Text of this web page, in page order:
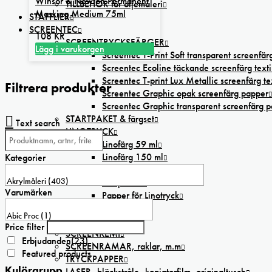
TILLBEHÖR för oljemåleri
STAFFLIER
SCREENTEC
SCREENTRYCKSFÄRGER
Screentec T-Print Soft transparent
Screentec Ecoline täckande screenfärg
Screentec T-print Lux Metallic screenfärg
Screentec Graphic opak screenfärg papper
Screentec Graphic transparent screenfärg
STARTPAKET & färgset
LINOTRYCK
Linofärg 59 ml
Linofärg 150 ml
Linoplattor
Papper för Linotryck
GRAFIKTRYCK
SCREENKEMI
SCREENRAMAR, raklar, m.m
TRYCKPAPPER
Masking Medium 75ml
108KR
Lägg i varukorgen
Filtrera produkter
Text search
Kategorier
Varumärken
Price filter
Erbjudanden(23)
Featured products